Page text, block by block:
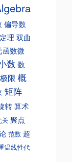
偏导数
理 双曲
函数微
数 数
极限 概
矩阵
转 算术
关 聚点
范数 超
温线性代